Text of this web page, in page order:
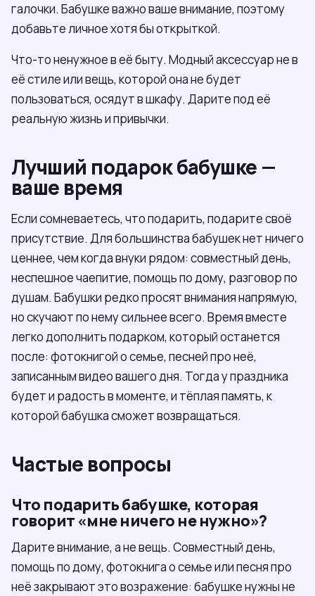
галочки. Бабушке важно ваше внимание, поэтому
добавьте личное хотя бы открыткой.
Что-то ненужное в её быту. Модный аксессуар не в
её стиле или вещь, которой она не будет
пользоваться, осядут в шкафу. Дарите под её
реальную жизнь и привычки.
Лучший подарок бабушке —
ваше время
Если сомневаетесь, что подарить, подарите своё
присутствие. Для большинства бабушек нет ничего
ценнее, чем когда внуки рядом: совместный день,
неспешное чаепитие, помощь по дому, разговор по
душам. Бабушки редко просят внимания напрямую,
но скучают по нему сильнее всего. Время вместе
легко дополнить подарком, который останется
после: фотокнигой о семье, песней про неё,
записанным видео вашего дня. Тогда у праздника
будет и радость в моменте, и тёплая память, к
которой бабушка сможет возвращаться.
Частые вопросы
Что подарить бабушке, которая
говорит «мне ничего не нужно»?
Дарите внимание, а не вещь. Совместный день,
помощь по дому, фотокнига о семье или песня про
неё закрывают это возражение: бабушке нужны не